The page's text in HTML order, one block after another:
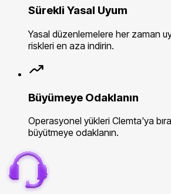
Sürekli Yasal Uyum
Yasal düzenlemelere her zaman
riskleri en aza indirin.
Büyümeye Odaklanın
Operasyonel yükleri Clemta'ya
büyütmeye odaklanın.